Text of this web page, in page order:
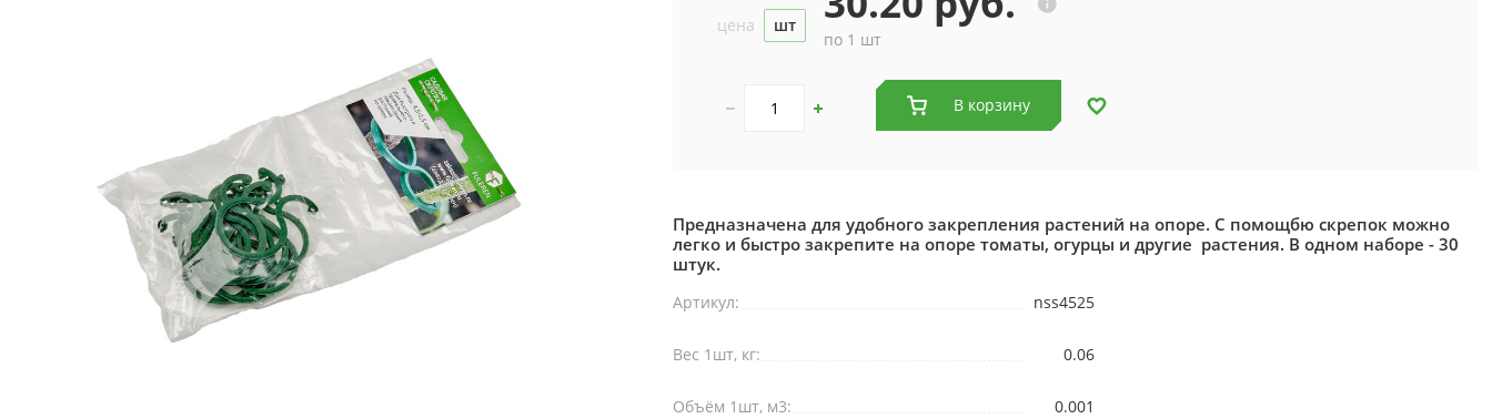
цена шт
по 1 шт
В корзину
Предназначена для удобного закрепления растений на опоре. С помощбю скрепок можно
легко и быстро закрепите на опоре томаты, огурцы и другие растения. В одном наборе - 30
штук.
Артикул: nss4525
Вес 1шт, кг: 0.06
Объём 1шт, м3: 0.001